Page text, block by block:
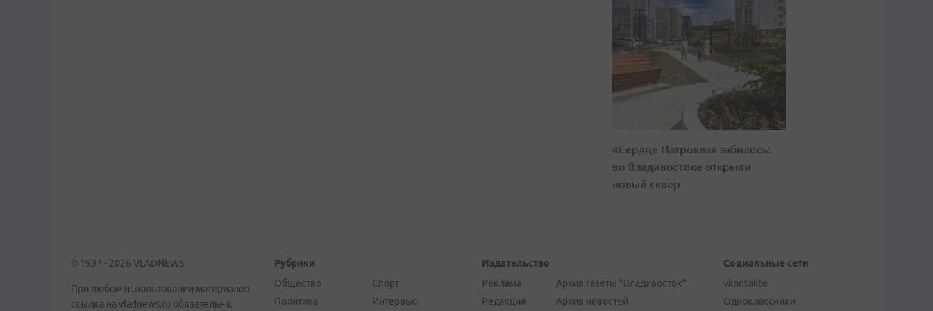
«Сердце Патрокла» забилось:
во Владивостоке открыли
новый сквер
© 1997 - 2026 VLADNEWS
При любом использовании материалов
ссылка на vladnews.ru обязательна.
Рубрики
Общество
Политика
Спорт
Интервью
Издательство
Реклама
Редакция
Архив газеты "Владивосток"
Архив новостей
Социальные сети
vkontakte
Одноклассники